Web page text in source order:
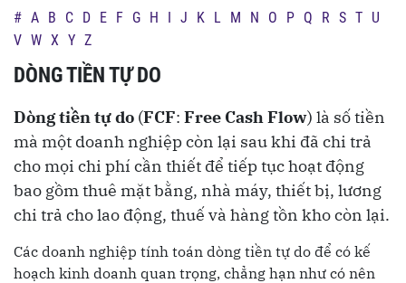
# A B C D E F G H I J K L M N O P Q R S T U
V W X Y Z
DÒNG TIỀN TỰ DO
Dòng tiền tự do (FCF: Free Cash Flow) là số tiền
mà một doanh nghiệp còn lại sau khi đã chi trả
cho mọi chi phí cần thiết để tiếp tục hoạt động
bao gồm thuê mặt bằng, nhà máy, thiết bị, lương
chi trả cho lao động, thuế và hàng tồn kho còn lại.
Các doanh nghiệp tính toán dòng tiền tự do để có kế
hoạch kinh doanh quan trọng, chẳng hạn như có nên